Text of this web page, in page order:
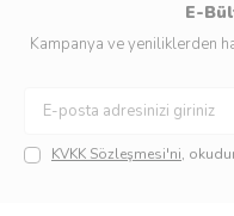
E-
Kampanya ve yeniliklerden
KVKK Sözleşmesi'ni,